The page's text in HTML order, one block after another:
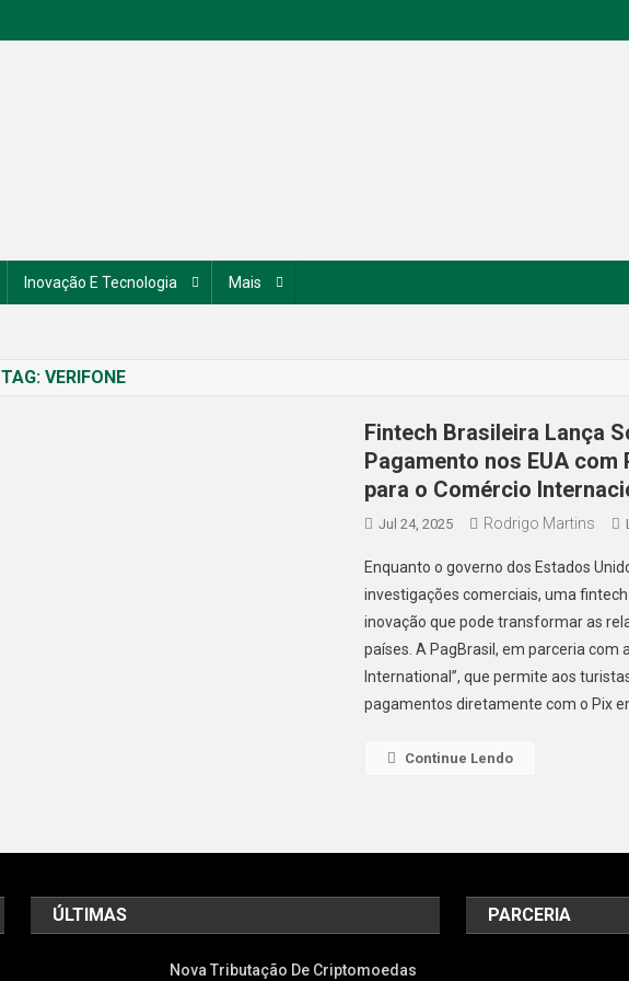
Inovação E Tecnologia Mais
TAG: VERIFONE
Fintech Brasileira Lança
Pagamento nos EUA com
para o Comércio
Jul 24, 2025 Rodrigo Martins
Enquanto o governo dos Estados
investigações comerciais, uma
inovação que pode transformar as
países. A PagBrasil, em parceria com
International”, que permite aos
pagamentos diretamente com o Pix
Continue Lendo
ÚLTIMAS
Nova Tributação De Criptomoedas
PARCERIA